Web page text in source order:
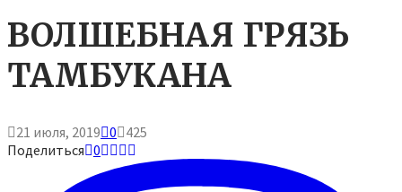
ВОЛШЕБНАЯ ГРЯЗЬ
ТАМБУКАНА
21 июля, 2019 0 425
Поделиться 0